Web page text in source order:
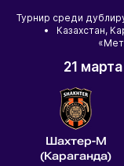
Турнир среди
• Казахстан,
21
Шахтер-М
(Караганда)